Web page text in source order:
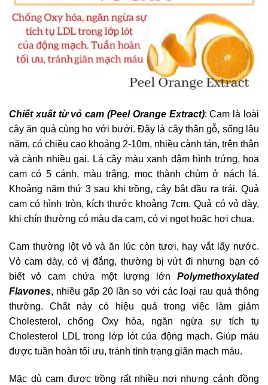
Chiết xuất từ vỏ cam (Peel Orange Extract): Cam là loài
cây ăn quả cùng họ với bưởi. Đây là cây thân gỗ, sống lâu
năm, có chiều cao khoảng 2-10m, nhiều cành tán, trên thân
và cành nhiều gai. Lá cây màu xanh đậm hình trứng, hoa
cam có 5 cánh, màu trắng, mọc thành chùm ở nách lá.
Khoảng năm thứ 3 sau khi trồng, cây bắt đầu ra trái. Quả
cam có hình tròn, kích thước khoảng 7cm. Quả có vỏ dày,
khi chín thường có màu da cam, có vị ngọt hoặc hơi chua.
Cam thường lột vỏ và ăn lúc còn tươi, hay vắt lấy nước.
Vỏ cam dày, có vị đắng, thường bị vứt đi nhưng bạn có
biết vỏ cam chứa một lượng lớn Polymethoxylated
Flavones, nhiều gấp 20 lần so với các loại rau quả thông
thường. Chất này có hiệu quả trong việc làm giảm
Cholesterol, chống Oxy hóa, ngăn ngừa sự tích tụ
Cholesterol LDL trong lớp lót của động mạch. Giúp máu
được tuần hoàn tối ưu, tránh tình trạng giãn mạch máu.
Mặc dù cam được trồng rất nhiều nơi nhưng cánh đồng